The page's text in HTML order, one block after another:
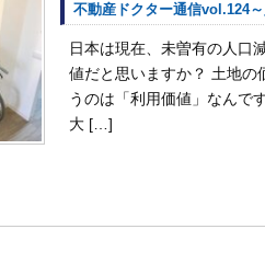
不動産ドクター通信vol.124
日本は現在、未曽有の人口
値だと思いますか？ 土地の
うのは「利用価値」なんで
大 […]